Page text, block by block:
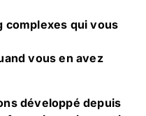
complexes qui vous
vous en avez
développé depuis